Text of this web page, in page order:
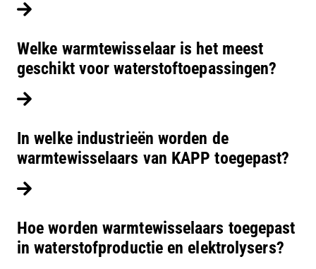
Lees verder
Welke warmtewisselaar is het meest
geschikt voor waterstoftoepassingen?
Lees verder
In welke industrieën worden de
warmtewisselaars van KAPP toegepast?
Lees verder
Hoe worden warmtewisselaars toegepast
in waterstofproductie en elektrolysers?